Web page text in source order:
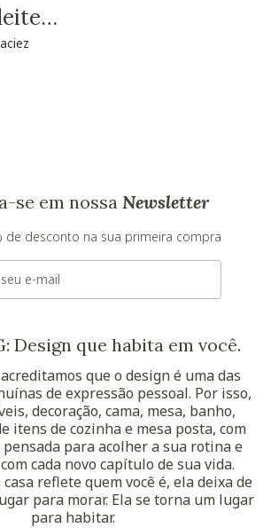
se em nossa Newsletter
de desconto na sua primeira compra
Design que habita em você.
que o design é uma das
de expressão pessoal. Por isso,
decoração, cama, mesa, banho,
itens de cozinha e mesa posta, com
para acolher a sua rotina e
cada novo capítulo de sua vida.
reflete quem você é, ela deixa de
para morar. Ela se torna um lugar
para habitar.